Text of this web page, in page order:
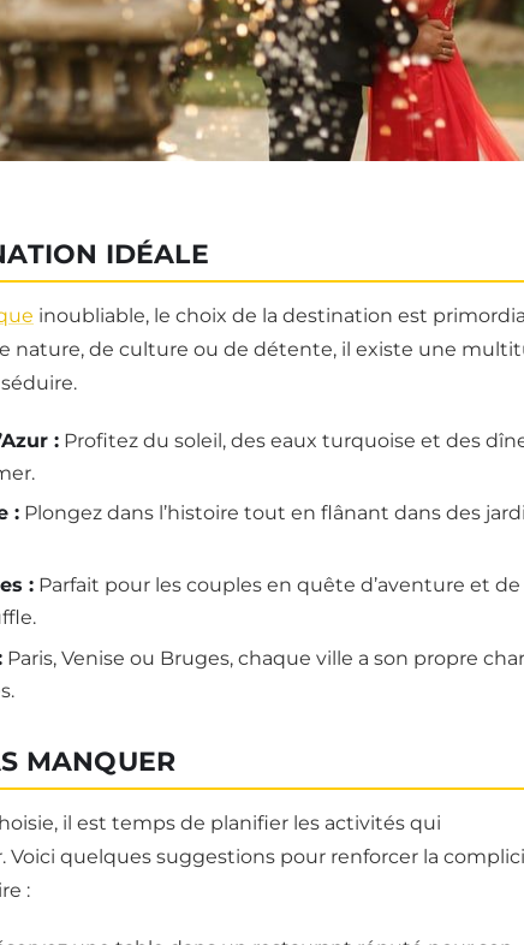
IDÉALE
inoubliable, le choix de la destination est
nature, de culture ou de détente, il existe une
: Profitez du soleil, des eaux turquoise et des
: Plongez dans l’histoire tout en flânant dans des
: Parfait pour les couples en quête d’aventure et de
Paris, Venise ou Bruges, chaque ville a son propre
MANQUER
il est temps de planifier les activités qui
quelques suggestions pour renforcer la
: